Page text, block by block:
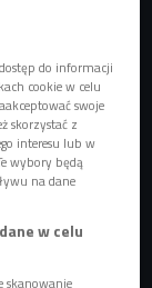
czasem
zmęczeni
szukamy
Zmęczenie
higieny życia
do informacji
cookie w celu
swoje
skorzystać z
interesu lub w
wybory będą
na dane
w celu
skanowanie